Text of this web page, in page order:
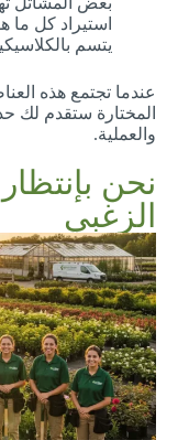
استيراد كل ما
يتسم
عندما تجتمع هذه
المختارة ستقدم لك
والعملية.
نحن
الزغبي